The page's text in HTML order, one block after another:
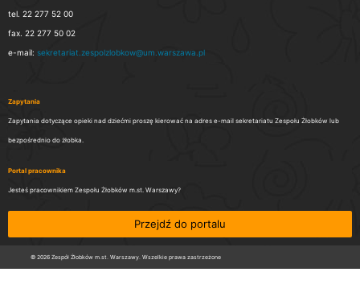
tel. 22 277 52 00
fax. 22 277 50 02
e-mail: sekretariat.zespolzlobkow@um.warszawa.pl
Zapytania
Zapytania dotyczące opieki nad dziećmi proszę kierować na adres e-mail sekretariatu Zespołu Żłobków lub
bezpośrednio do żłobka.
Portal pracownika
Jesteś pracownikiem Zespołu Żłobków m.st. Warszawy?
Przejdź do portalu
© 2026 Zespół Żłobków m.st. Warszawy. Wszelkie prawa zastrzeżone